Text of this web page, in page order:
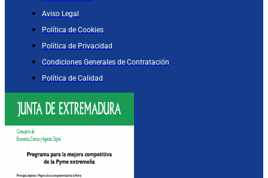
Aviso Legal
Política de Cookies
Política de Privacidad
Condiciones Generales de Contratación
Política de Calidad